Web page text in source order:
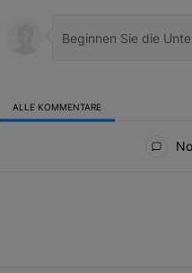
ALLE KOMMENTARE